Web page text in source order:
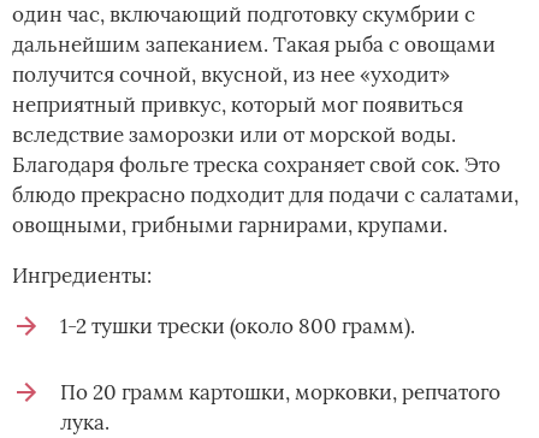
один час, включающий подготовку скумбрии с
дальнейшим запеканием. Такая рыба с овощами
получится сочной, вкусной, из нее «уходит»
неприятный привкус, который мог появиться
вследствие заморозки или от морской воды.
Благодаря фольге треска сохраняет свой сок. Это
блюдо прекрасно подходит для подачи с салатами,
овощными, грибными гарнирами, крупами.
Ингредиенты:
1-2 тушки трески (около 800 грамм).
По 20 грамм картошки, морковки, репчатого
лука.